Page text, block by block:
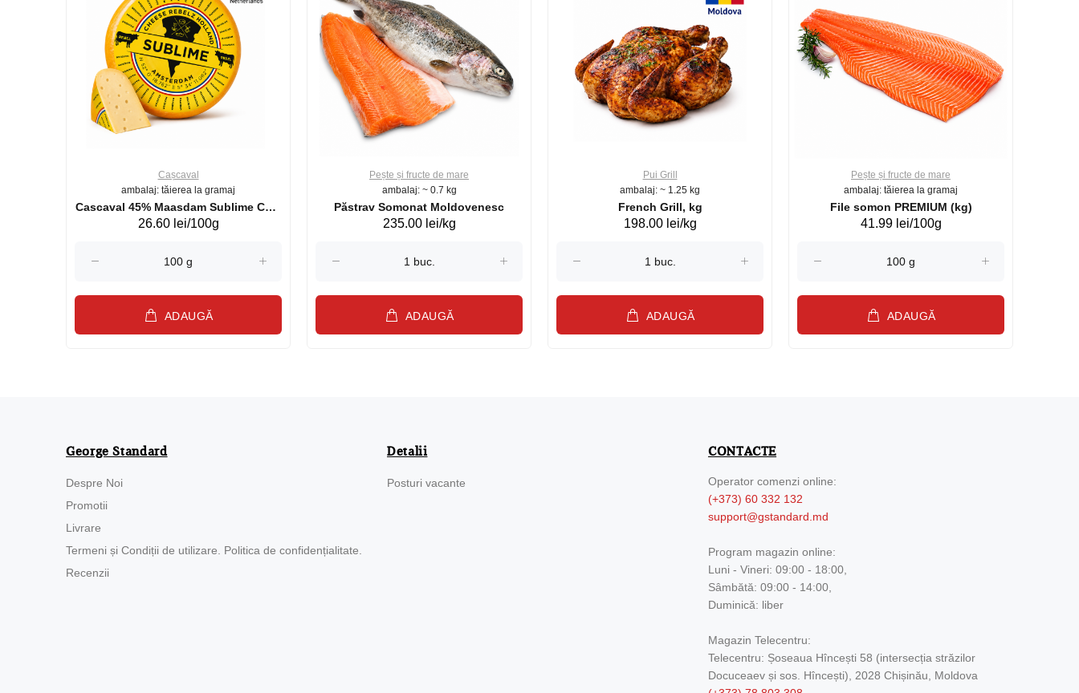
Cașcaval
ambalaj: tăierea la gramaj
Cascaval 45% Maasdam Sublime Cow
(075002)
26.60 lei/100g
ADAUGĂ
Pește și fructe de mare
ambalaj: ~ 0.7 kg
Păstrav Somonat Moldovenesc
235.00 lei/kg
ADAUGĂ
Pui Grill
ambalaj: ~ 1.25 kg
French Grill, kg
198.00 lei/kg
ADAUGĂ
Pește și fructe de mare
ambalaj: tăierea la gramaj
File somon PREMIUM (kg)
41.99 lei/100g
ADAUGĂ
George Standard
Despre Noi
Promotii
Livrare
Termeni și Condiții de utilizare. Politica de confidențialitate.
Recenzii
Detalii
Posturi vacante
CONTACTE
Operator comenzi online:
(+373) 60 332 132
support@gstandard.md
Program magazin online:
Luni - Vineri: 09:00 - 18:00,
Sâmbătă: 09:00 - 14:00,
Duminică: liber
Magazin Telecentru:
Telecentru: Șoseaua Hîncești 58 (intersecția străzilor
Docuceaev și sos. Hîncești), 2028 Chișinău, Moldova